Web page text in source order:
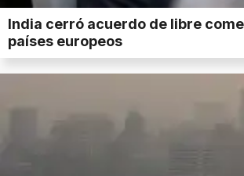
India cerró acuerdo de libre
países europeos